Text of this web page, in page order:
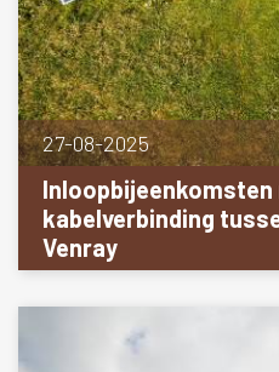
27-08-2025
Inloopbijeenkomsten
kabelverbinding
Venray